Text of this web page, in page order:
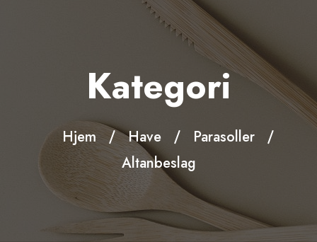
Kategori
Hjem Have
Parasoller
Altanbeslag